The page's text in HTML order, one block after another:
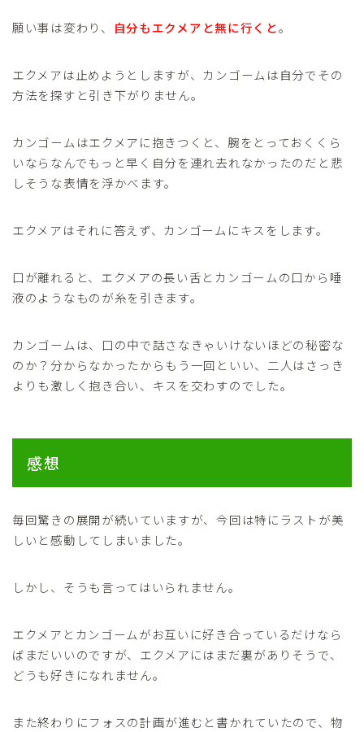
願い事は変わり、 自分もエクメアと無に行くと。
エクメアは止めようとしますが、カンゴームは自分でその
方法を探すと引き下がりません。
カンゴームはエクメアに抱きつくと、腕をとっておくくら
いならなんでもっと早く自分を連れ去れなかったのだと悲
しそうな表情を浮かべます。
エクメアはそれに答えず、カンゴームにキスをします。
口が離れると、エクメアの長い舌とカンゴームの口から唾
液のようなものが糸を引きます。
カンゴームは、口の中で話さなきゃいけないほどの秘密な
のか？分からなかったからもう一回といい、二人はさっき
よりも激しく抱き合い、キスを交わすのでした。
感想
毎回驚きの展開が続いていますが、今回は特にラストが美
しいと感動してしまいました。
しかし、そうも言ってはいられません。
エクメアとカンゴームがお互いに好き合っているだけなら
ばまだいいのですが、エクメアにはまだ裏がありそうで、
どうも好きになれません。
また終わりにフォスの計画が進むと書かれていたので、物